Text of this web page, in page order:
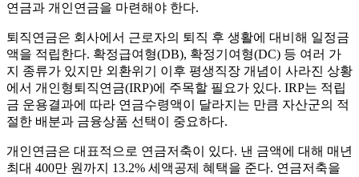
연금과 개인연금을 마련해야 한다.
퇴직연금은 회사에서 근로자의 퇴직 후 생활에 대비해 일정금
액을 적립한다. 확정급여형(DB), 확정기여형(DC) 등 여러 가
지 종류가 있지만 외환위기 이후 평생직장 개념이 사라진 상황
에서 개인형퇴직연금(IRP)에 주목할 필요가 있다. IRP는 적립
금 운용결과에 따라 연금수령액이 달라지는 만큼 자산군의 적
절한 배분과 금융상품 선택이 중요하다.
개인연금은 대표적으로 연금저축이 있다. 낸 금액에 대해 매년
최대 400만 원까지 13.2% 세액공제 혜택을 준다. 연금저축을